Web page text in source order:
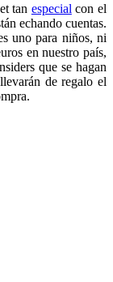
tan especial con el
echando cuentas.
uno para niños, ni
en nuestro país,
que se hagan
de regalo el